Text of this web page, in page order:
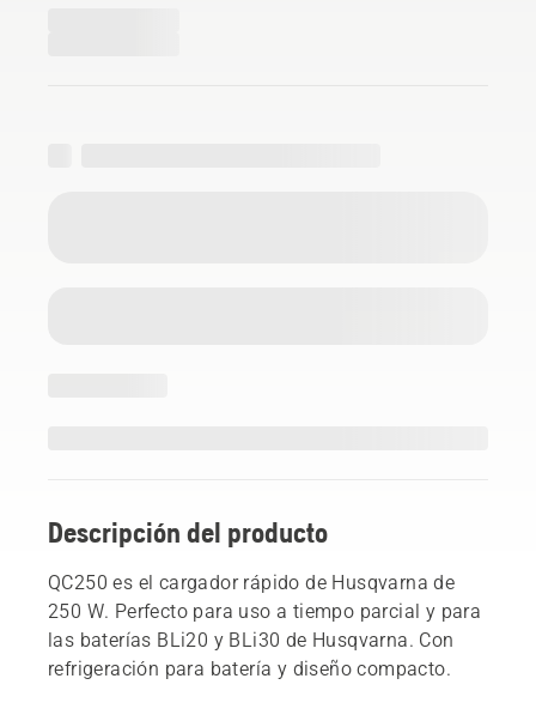
Descripción del producto
QC250 es el cargador rápido de Husqvarna de
250 W. Perfecto para uso a tiempo parcial y para
las baterías BLi20 y BLi30 de Husqvarna. Con
refrigeración para batería y diseño compacto.